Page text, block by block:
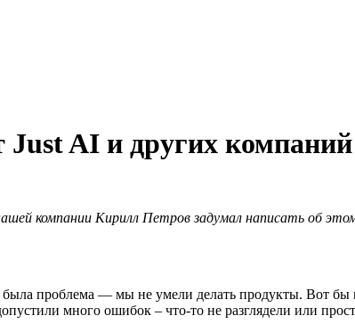
Just AI и других
компании Кирилл Петров задумал написать об
проблема — мы не умели делать продукты. Вот бы
много ошибок – что-то не разглядели или